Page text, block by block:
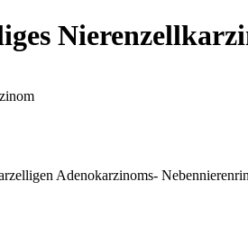
Adenokarzinoms-